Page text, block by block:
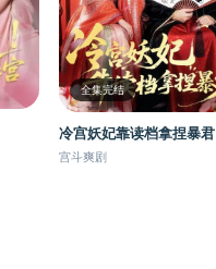
全集完结
冷宫妖妃靠读档拿捏暴君
宫斗爽剧